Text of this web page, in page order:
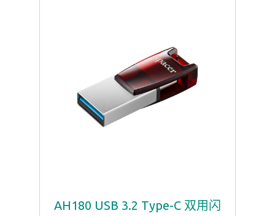
AH180 USB 3.2 Type-C 双用闪